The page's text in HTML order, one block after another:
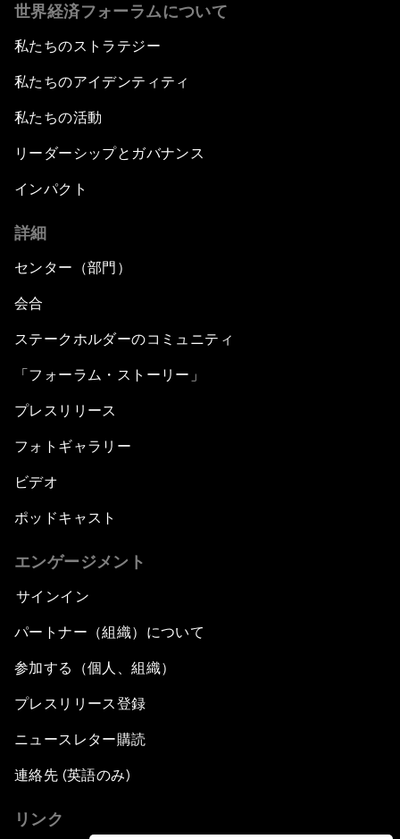
世界経済フォーラムについて
私たちのストラテジー
私たちのアイデンティティ
私たちの活動
リーダーシップとガバナンス
インパクト
詳細
センター（部門）
会合
ステークホルダーのコミュニティ
「フォーラム・ストーリー」
プレスリリース
フォトギャラリー
ビデオ
ポッドキャスト
エンゲージメント
サインイン
パートナー（組織）について
参加する（個人、組織）
プレスリリース登録
ニュースレター購読
連絡先 (英語のみ)
リンク